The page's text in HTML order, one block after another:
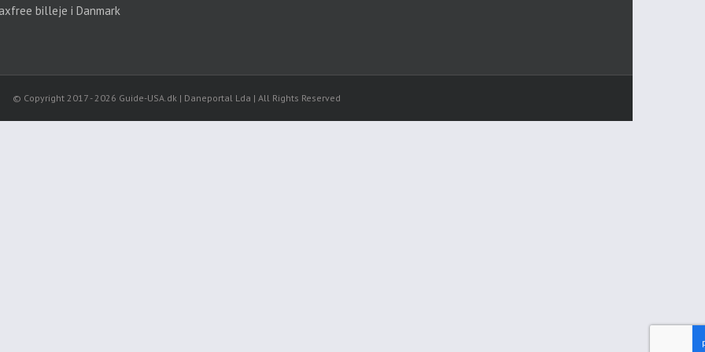
billeje i Danmark
© Copyright 2017 - 2026 Guide-USA.dk | Daneportal Lda | All Rights Reserved